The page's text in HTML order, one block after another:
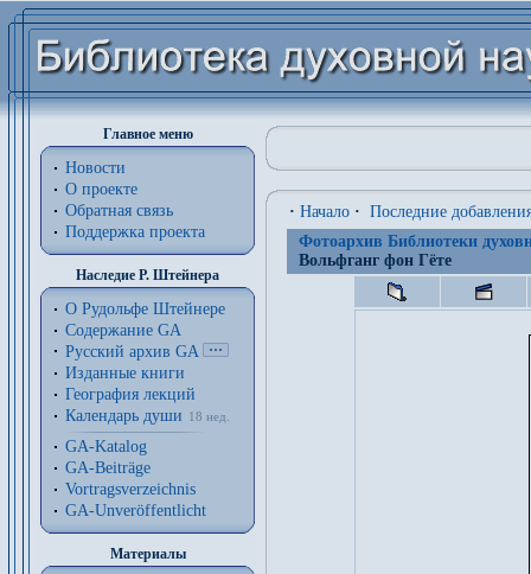
Главное меню
Новости
О проекте
Обратная связь
Поддержка проекта
Наследие Р. Штейнера
О Рудольфе Штейнере
Содержание GA
Русский архив GA
Изданные книги
География лекций
Календарь души
18 нед.
GA-Katalog
GA-Beiträge
Vortragsverzeichnis
GA-Unveröffentlicht
Материалы
· Начало · Последние
Фотоархив Библиотеки
Вольфганг фон Гёте